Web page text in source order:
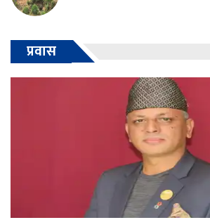
प्रवास